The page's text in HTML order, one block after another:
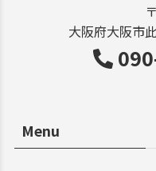
大阪府大阪市
Menu